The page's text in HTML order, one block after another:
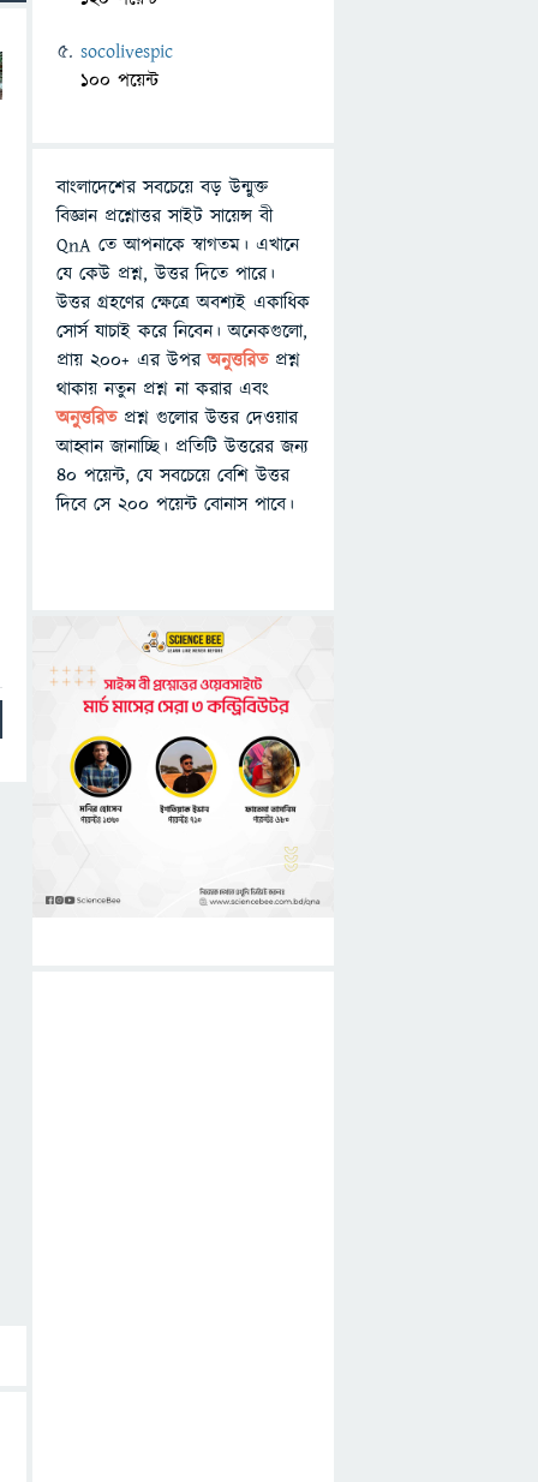
socolivespic
100 পয়েন্ট
বাংলাদেশের সবচেয়ে বড় উন্মুক্ত
বিজ্ঞান প্রশ্নোত্তর সাইট সায়েন্স বী
QnA তে আপনাকে স্বাগতম। এখানে
যে কেউ প্রশ্ন, উত্তর দিতে পারে।
উত্তর গ্রহণের ক্ষেত্রে অবশ্যই একাধিক
সোর্স যাচাই করে নিবেন। অনেকগুলো,
প্রায় ২০০+ এর উপরঅনুত্তরিতপ্রশ্ন
থাকায় নতুন প্রশ্ন না করার এবং
অনুত্তরিত প্রশ্ন গুলোর উত্তর দেওয়ার
আহ্বান জানাচ্ছি। প্রতিটি উত্তরের জন্য
৪০ পয়েন্ট, যে সবচেয়ে বেশি উত্তর
দিবে সে ২০০ পয়েন্ট বোনাস পাবে।